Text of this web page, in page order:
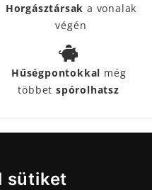
sütiket
Horgásztársak a vonalak
végén
Hűségpontokkal még
többetspórolhatsz
SEGÍTIK